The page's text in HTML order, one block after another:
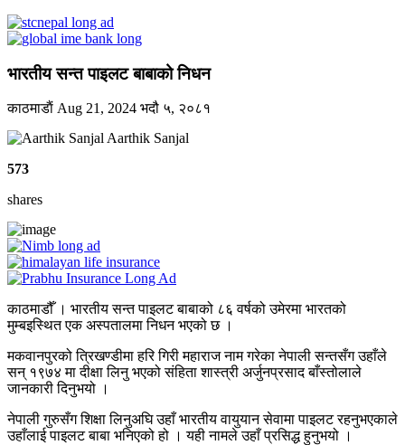
भारतीय सन्त पाइलट बाबाको निधन
काठमाडाैं Aug 21, 2024 भदौ ५, २०८१
Aarthik Sanjal
573
shares
काठमाडौँ । भारतीय सन्त पाइलट बाबाको ८६ वर्षको उमेरमा भारतको
मुम्बइस्थित एक अस्पतालमा निधन भएको छ ।
मकवानपुरको त्रिखण्डीमा हरि गिरी महाराज नाम गरेका नेपाली सन्तसँग उहाँले
सन् १९७४ मा दीक्षा लिनु भएको संहिता शास्त्री अर्जुनप्रसाद बाँस्तोलाले
जानकारी दिनुभयो ।
नेपाली गुरुसँग शिक्षा लिनुअघि उहाँ भारतीय वायुयान सेवामा पाइलट रहनुभएकाले
उहाँलाई पाइलट बाबा भनिएको हो । यही नामले उहाँ प्रसिद्ध हुनुभयो ।